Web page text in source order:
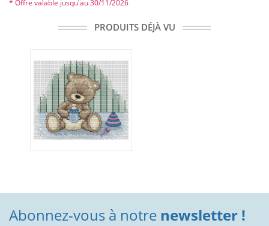
* Offre valable jusqu'au 30/11/2026
PRODUITS DÉJÀ VU
Abonnez-vous à notre newsletter !